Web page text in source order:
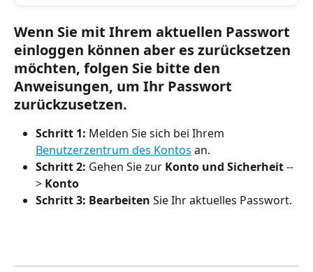
Wenn Sie mit Ihrem aktuellen Passwort
einloggen können aber es zurücksetzen
möchten, folgen Sie bitte den
Anweisungen, um Ihr Passwort
zurückzusetzen.
Schritt 1: Melden Sie sich bei Ihrem
Benutzerzentrum des Kontos an.
Schritt 2: Gehen Sie zur Konto und Sicherheit --
> Konto
Schritt 3: Bearbeiten Sie Ihr aktuelles Passwort.